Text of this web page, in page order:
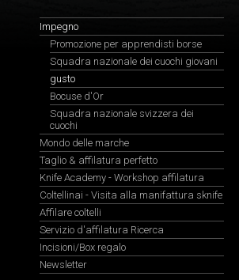
Impegno
Promozione per apprendisti borse
Squadra nazionale dei cuochi giovani
gusto
Bocuse d'Or
Squadra nazionale svizzera dei
cuochi
Mondo delle marche
Taglio & affilatura perfetto
Knife Academy - Workshop affilatura
Coltellinai - Visita alla manifattura sknife
Affilare coltelli
Servizio d'affilatura Ricerca
Incisioni/Box regalo
Newsletter